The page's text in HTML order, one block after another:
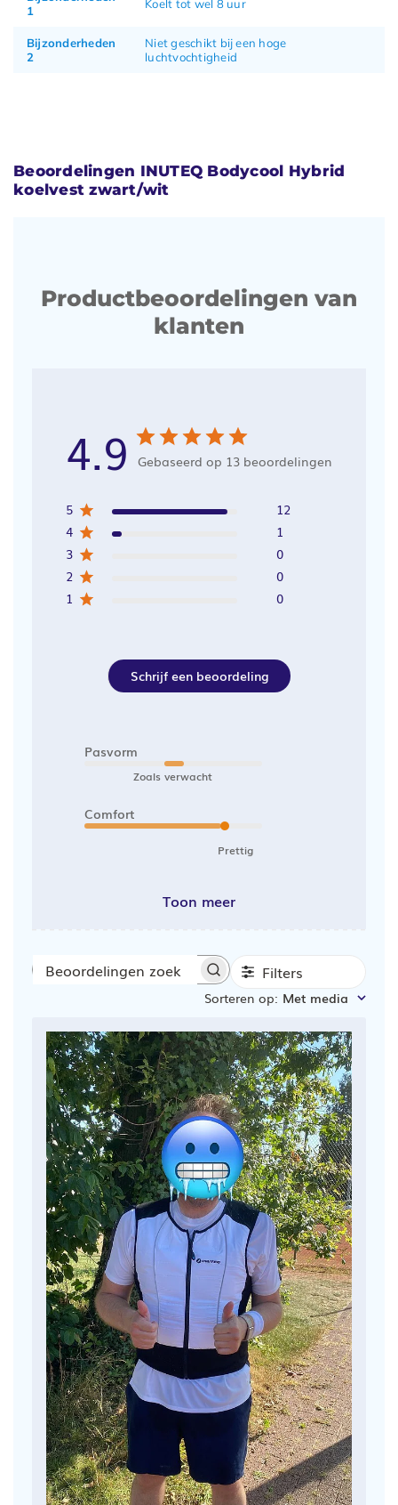
1
Koelt tot wel 8 uur
Bijzonderheden
2
Niet geschikt bij een hoge
luchtvochtigheid
Beoordelingen INUTEQ Bodycool Hybrid
koelvest zwart/wit
Productbeoordelingen van
klanten
4.9 Gebaseerd op 13 beoordelingen
5
12
4
1
3
0
2
0
1
0
Schrijf een beoordeling
Pasvorm
Zoals verwacht
Comfort
Prettig
Toon meer
Beoordelingen
Filters
Sorteren op: Met media